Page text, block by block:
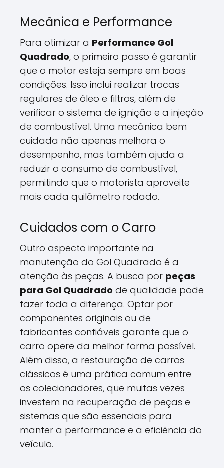
Mecânica e Performance
Para otimizar a Performance Gol
Quadrado, o primeiro passo é garantir
que o motor esteja sempre em boas
condições. Isso inclui realizar trocas
regulares de óleo e filtros, além de
verificar o sistema de ignição e a injeção
de combustível. Uma mecânica bem
cuidada não apenas melhora o
desempenho, mas também ajuda a
reduzir o consumo de combustível,
permitindo que o motorista aproveite
mais cada quilômetro rodado.
Cuidados com o Carro
Outro aspecto importante na
manutenção do Gol Quadrado é a
atenção às peças. A busca por peças
para Gol Quadrado de qualidade pode
fazer toda a diferença. Optar por
componentes originais ou de
fabricantes confiáveis garante que o
carro opere da melhor forma possível.
Além disso, a restauração de carros
clássicos é uma prática comum entre
os colecionadores, que muitas vezes
investem na recuperação de peças e
sistemas que são essenciais para
manter a performance e a eficiência do
veículo.